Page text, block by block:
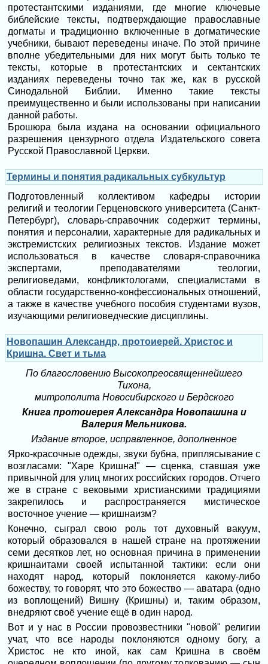
протестантскими изданиями, где многие ключевые
библейские тексты, подтверждающие православные
догматы и традиционно включенные в догматические
учебники, бывают переведены иначе. По этой причине
вполне убедительными для них могут быть только те
тексты, которые в протестантских и сектантских
изданиях переведены точно так же, как в русской
Синодальной Библии. Именно такие тексты
преимущественно и были использованы при написании
данной работы.
Брошюра была издана на основании официального
разрешения цензурного отдела Издательского совета
Русской Православной Церкви.
Термины и понятия радикальных субкультур
Подготовленный коллективом кафедры истории
религий и теологии Герценовского университета (Санкт-
Петербург), словарь-справочник содержит термины,
понятия и персоналии, характерные для радикальных и
экстремистских религиозных текстов. Издание может
использоваться в качестве словаря-справочника
экспертами, преподавателями теологии,
религиоведами, конфликтологами, специалистами в
области государственно-конфессиональных отношений,
а также в качестве учебного пособия студентами вузов,
изучающими религиоведческие дисциплины.
Новопашин Александр, протоиерей. Христос и
Кришна. Свет и тьма
По благословению Высокопреосвященнейшего
Тихона,
митрополита Новосибирского и Бердского
Книга протоиерея Александра Новопашина и
Валерия Мельникова.
Издание второе, исправленное, дополненное
Ярко-красочные одежды, звуки бубна, приплясывание с
возгласами: "Харе Кришна!" — сценка, ставшая уже
привычной для улиц многих российских городов. Отчего
же в стране с вековыми христианскими традициями
закрепилось и распространяется мистическое
восточное учение — кришнаизм?
Конечно, сыграл свою роль тот духовный вакуум,
который образовался в нашей стране на протяжении
семи десятков лет, но основная причина в применении
кришнаитами своей испытанной тактики: если они
находят народ, который поклоняется какому-либо
божеству, то говорят, что это божество — аватара (одно
из воплощений) Вишну (Кришны) и, таким образом,
внедряют своё учение ещё в один народ.
Вот и у нас в России провозвестники "новой" религии
учат, что все народы поклоняются одному богу, а
Христос не кто иной, как сам Кришна в своём